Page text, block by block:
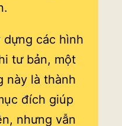
dựng các hình
tư bản, một
này là thành
đích giúp
nhưng vẫn